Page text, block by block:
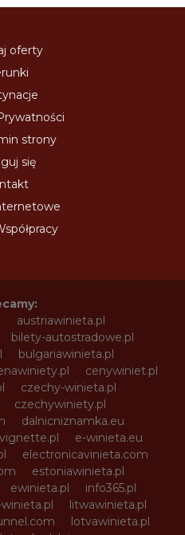
oferty
strony
się
austriawinieta.pl
bilety-autostradowe.pl
bulgariawinieta.pl
cenywiniet.pl
czechy-winieta.pl
czechywiniety.pl
dalnicniznamka.eu
e-winieta.eu
electronicavinieta.com
estoniawinieta.pl
ewinieta.pl
info365.pl
litwawinieta.pl
lotvawinieta.pl